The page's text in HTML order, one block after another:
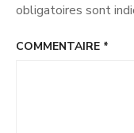
obligatoires sont
COMMENTAIRE *